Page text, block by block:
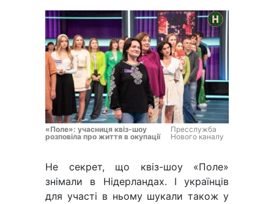
«Поле»: учасниця квіз-шоу
розповіла про життя в окупації
Пресслужба
Нового каналу
Не секрет, що квіз-шоу «Поле»
знімали в Нідерландах. І українців
для участі в ньому шукали також у